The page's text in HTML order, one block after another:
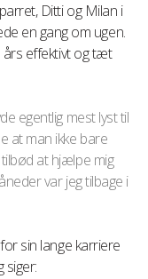
Ditti og Milan i
en gang om ugen.
års effektivt og tæt
egentlig mest lyst til
at man ikke bare
at hjælpe mig
var jeg tilbage i
sin lange karriere
siger: